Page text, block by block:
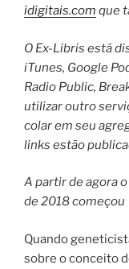
idigitais.com que
O Ex-Libris está
iTunes, Google
Radio Public,
utilizar outro
colar em seu
links estão
A partir de agora
de 2018 começou
Quando
sobre o conceito